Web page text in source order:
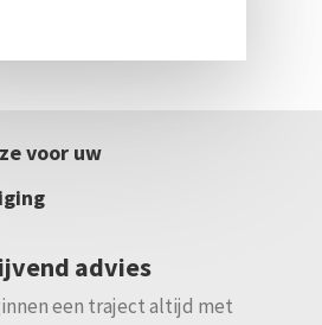
voor uw
advies
een traject altijd met